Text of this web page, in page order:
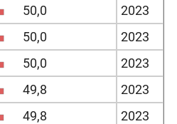
50,0
2023
50,0
2023
50,0
2023
49,8
2023
49,8
2023